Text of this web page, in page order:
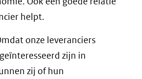
helpt.
onze leveranciers
zijn in
zij of hun